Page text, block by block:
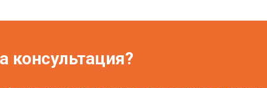
консультация?